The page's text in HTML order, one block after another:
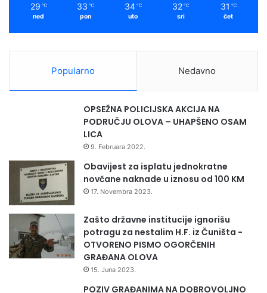
29 ℃
ned
33 ℃
pon
34 ℃
uto
32 ℃
sri
31 ℃
čet
Popularno Nedavno
OPSEŽNA POLICIJSKA AKCIJA NA
PODRUČJU OLOVA – UHAPŠENO OSAM
LICA
9. Februara 2022.
Obavijest za isplatu jednokratne
novčane naknade u iznosu od 100 KM
17. Novembra 2023.
Zašto državne institucije ignorišu
potragu za nestalim H.F. iz Čuništa -
OTVORENO PISMO OGORČENIH
GRAĐANA OLOVA
15. Juna 2023.
POZIV GRAĐANIMA NA DOBROVOLJNO